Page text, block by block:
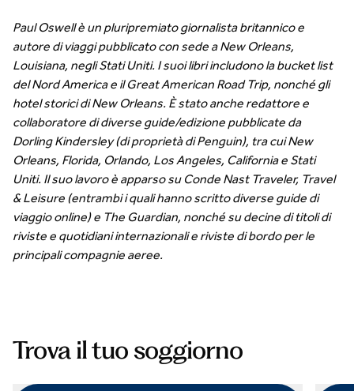
Paul Oswell è un pluripremiato giornalista britannico e
autore di viaggi pubblicato con sede a New Orleans,
Louisiana, negli Stati Uniti. I suoi libri includono la bucket list
del Nord America e il Great American Road Trip, nonché gli
hotel storici di New Orleans. È stato anche redattore e
collaboratore di diverse guide/edizione pubblicate da
Dorling Kindersley (di proprietà di Penguin), tra cui New
Orleans, Florida, Orlando, Los Angeles, California e Stati
Uniti. Il suo lavoro è apparso su Conde Nast Traveler, Travel
& Leisure (entrambi i quali hanno scritto diverse guide di
viaggio online) e The Guardian, nonché su decine di titoli di
riviste e quotidiani internazionali e riviste di bordo per le
principali compagnie aeree.
Trova il tuo soggiorno